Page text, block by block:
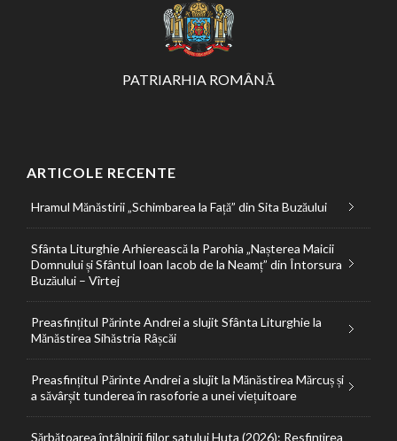
PATRIARHIA ROMÂNĂ
ARTICOLE RECENTE
Hramul Mănăstirii „Schimbarea la Față” din Sita Buzăului
Sfânta Liturghie Arhierească la Parohia „Nașterea Maicii
Domnului și Sfântul Ioan Iacob de la Neamț” din Întorsura
Buzăului – Vîrtej
Preasfințitul Părinte Andrei a slujit Sfânta Liturghie la
Mănăstirea Sihăstria Râșcăi
Preasfințitul Părinte Andrei a slujit la Mănăstirea Mărcuș și
a săvârșit tunderea în rasoforie a unei viețuitoare
Sărbătoarea întâlnirii fiilor satului Huta (2026): Resfințirea